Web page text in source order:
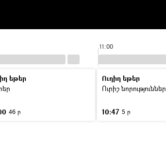
11:00
եթեր
46 ր
Ուղիղ եթեր
Ուրիշ նորություններ
10:47 5 ր